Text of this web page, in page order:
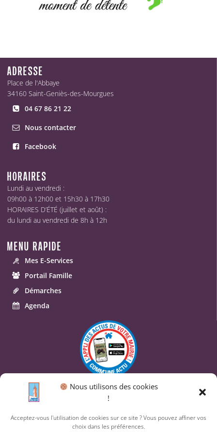
Nous utilisons des cookies
!
Acceptez-vous l'utilisation de cookies sur ce site ? Vous pouvez affiner vos
choix dans les préférences.
ADRESSE
Place de l'Abbaye
34160 Saint-Geniès-des-Mourgues
04 67 86 21 22
Nous contacter
Facebook
HORAIRES
Lundi au vendredi :
09h00 à 12h00 et 15h30 à 17h30
HORAIRES D’ÉTÉ (juillet et août) :
du lundi au vendredi de 8h à 12h
MENU RAPIDE
Mes E-Services
Portail Famille
Démarches
Agenda
© 2026 Commune de Saint-Geniès-des-Mourgues.
Un service proposé par
Comm'un Site